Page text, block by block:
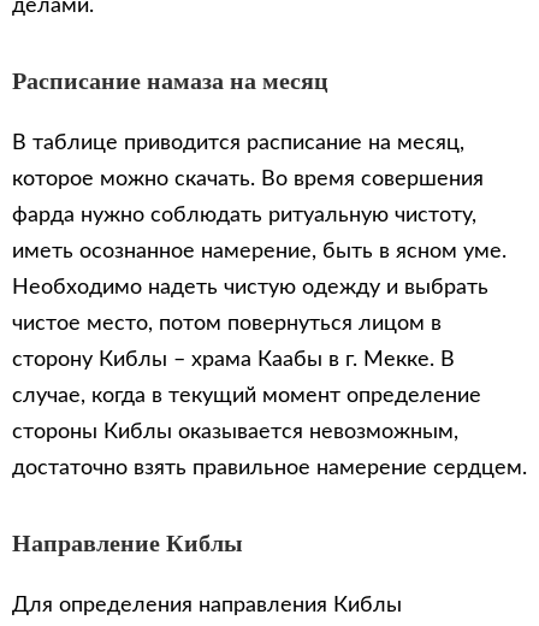
делами.
Расписание намаза на месяц
В таблице приводится расписание на месяц,
которое можно скачать. Во время совершения
фарда нужно соблюдать ритуальную чистоту,
иметь осознанное намерение, быть в ясном уме.
Необходимо надеть чистую одежду и выбрать
чистое место, потом повернуться лицом в
сторону Киблы – храма Каабы в г. Мекке. В
случае, когда в текущий момент определение
стороны Киблы оказывается невозможным,
достаточно взять правильное намерение сердцем.
Направление Киблы
Для определения направления Киблы